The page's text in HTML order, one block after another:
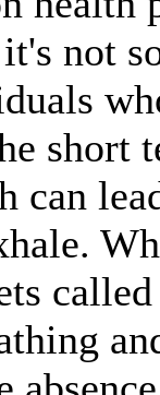
not
short
can